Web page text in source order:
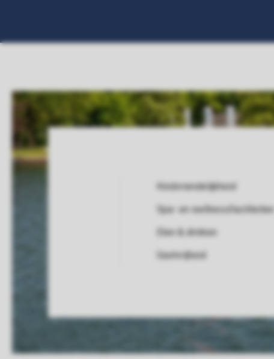
Kindvriendelijkheid
Spa- en wellnessfaciliteiten
Eten & drinken
Gastvrijheid